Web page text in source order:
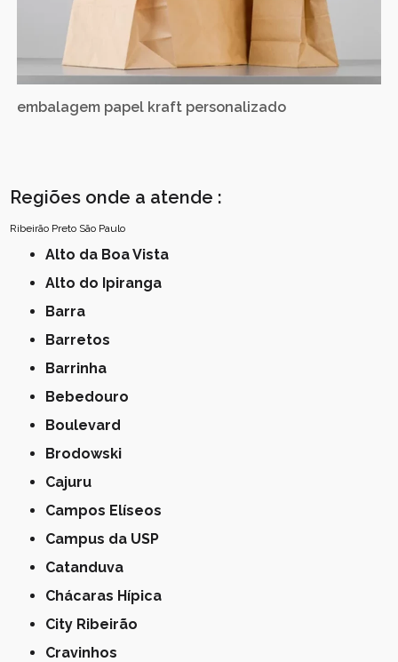
embalagem papel kraft personalizado
Regiões onde a atende :
Ribeirão Preto São Paulo
Alto da Boa Vista
Alto do Ipiranga
Barra
Barretos
Barrinha
Bebedouro
Boulevard
Brodowski
Cajuru
Campos Elíseos
Campus da USP
Catanduva
Chácaras Hípica
City Ribeirão
Cravinhos